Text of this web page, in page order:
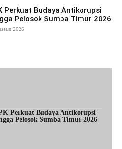
Perkuat Budaya Antikorupsi
Pelosok Sumba Timur 2026
2026
Perkuat Budaya Antikorupsi
Pelosok Sumba Timur 2026